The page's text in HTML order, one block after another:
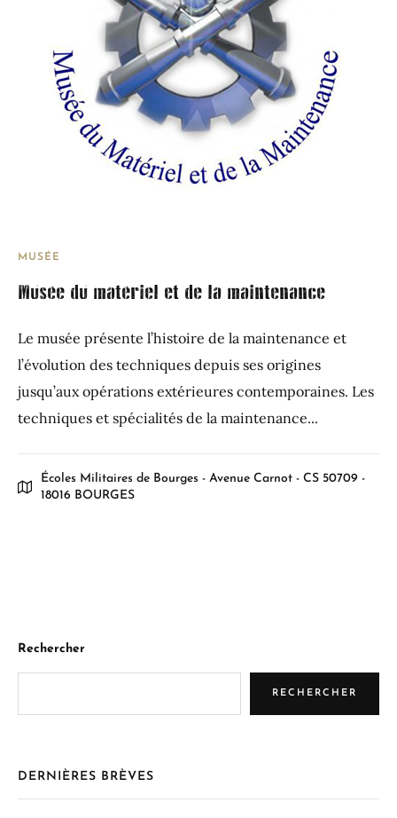
MUSÉE
Musée du matériel et de la maintenance
Le musée présente l’histoire de la maintenance et
l’évolution des techniques depuis ses origines
jusqu’aux opérations extérieures contemporaines. Les
techniques et spécialités de la maintenance...
Écoles Militaires de Bourges - Avenue Carnot - CS 50709 -
18016 BOURGES
Rechercher
RECHERCHER
DERNIÈRES BRÈVES